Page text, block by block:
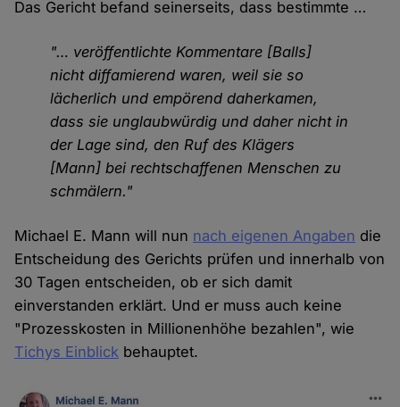
Das Gericht befand seinerseits, dass bestimmte …
"… veröffentlichte Kommentare [Balls]
nicht diffamierend waren, weil sie so
lächerlich und empörend daherkamen,
dass sie unglaubwürdig und daher nicht in
der Lage sind, den Ruf des Klägers
[Mann] bei rechtschaffenen Menschen zu
schmälern."
Michael E. Mann will nun nach eigenen Angaben die
Entscheidung des Gerichts prüfen und innerhalb von
30 Tagen entscheiden, ob er sich damit
einverstanden erklärt. Und er muss auch keine
"Prozesskosten in Millionenhöhe bezahlen", wie
Tichys Einblick behauptet.